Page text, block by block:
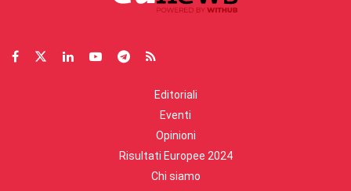
Editoriali
Eventi
Opinioni
Risultati Europee 2024
Chi siamo